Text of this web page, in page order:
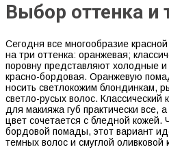
Выбор оттенка и
Сегодня все многообразие
на три оттенка: оранжевая;
поровну представляют холодные
красно-бордовая. Оранжевую
носить светлокожим блондинкам,
светло-русых волос. Классический
для макияжа губ практически все,
цвет сочетается с бледной кожей.
бордовой помады, этот вариант
темных волос и смуглой оливковой